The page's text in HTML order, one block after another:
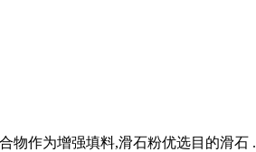
物作为增强填料,滑石粉优选目的滑石 .